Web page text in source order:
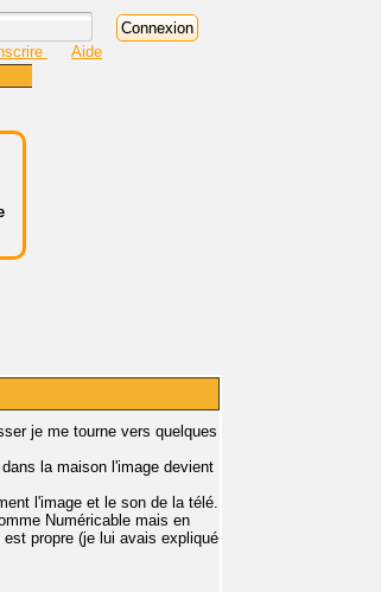
Aide
je me tourne vers quelques
la maison l'image devient
l'image et le son de la télé.
Numéricable mais en
propre (je lui avais expliqué